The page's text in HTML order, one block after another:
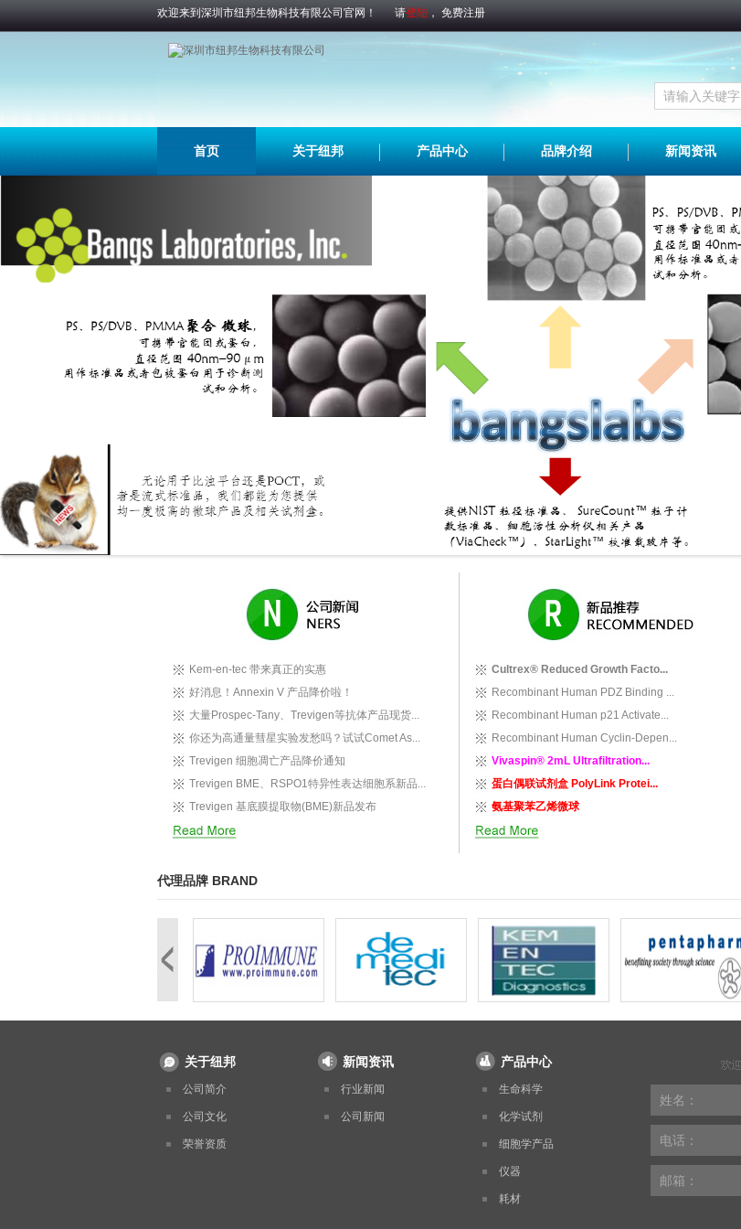
欢迎来到深圳市纽邦生物科技有限公司官网！ 请登陆 ， 免费注册
请输入关键字
首页 关于纽邦 产品中心 品牌介绍 新闻资讯
Kem-en-tec 带来真正的实惠
好消息！Annexin V 产品降价啦！
大量Prospec-Tany、Trevigen等抗体产品现货...
你还为高通量彗星实验发愁吗？试试Comet As...
Trevigen 细胞凋亡产品降价通知
Trevigen BME、RSPO1特异性表达细胞系新品...
Trevigen 基底膜提取物(BME)新品发布
Cultrex® Reduced Growth Facto...
Recombinant Human PDZ Binding ...
Recombinant Human p21 Activate...
Recombinant Human Cyclin-Depen...
Vivaspin® 2mL Ultrafiltration...
蛋白偶联试剂盒 PolyLink Protei...
氨基聚苯乙烯微球
代理品牌 BRAND
关于纽邦
公司简介
公司文化
荣誉资质
新闻资讯
行业新闻
公司新闻
产品中心
生命科学
化学试剂
细胞学产品
仪器
耗材
姓名：
电话：
邮箱：